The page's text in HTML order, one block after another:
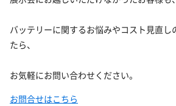
バッテリーに関するお悩みやコスト見直し
たら、
お気軽にお問い合わせください。
お問合せはこちら